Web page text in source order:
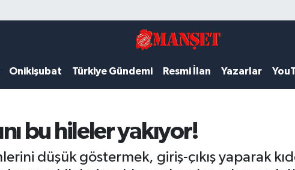
Onikişubat Türkiye Gündemi Resmi İlan Yazarlar
bu hileler yakıyor!
düşük göstermek, giriş-çıkış yaparak